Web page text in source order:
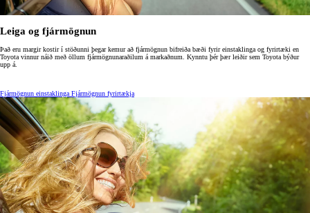
Leiga og fjármögnun
Það eru margir kostir í stöðunni þegar kemur að fjármögnun bifreiða bæði fyrir einstaklinga og fyrirtæki en
Toyota vinnur náið með öllum fjármögnunaraðilum á markaðnum. Kynntu þér þær leiðir sem Toyota býður
upp á.
Fjármögnun einstaklingaFjármögnun fyrirtækja